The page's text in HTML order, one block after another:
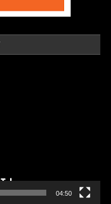
04:50